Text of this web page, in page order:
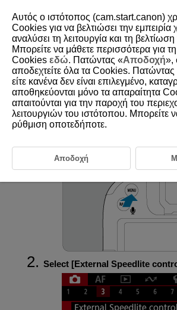
D151-020
Clearing Transmitter Settings
You can restore default settings for wireless
Select [External Speedlite
Αυτός ο ιστότοπος (cam.start.canon)
Cookies για να βελτιώσει την εμπειρία
αναλύσει τη λειτουργία και τη
Μπορείτε να μάθετε περισσότερα για
Cookies εδώ. Πατώντας «Αποδοχή»,
αποδεχτείτε όλα τα Cookies. Πατώντας
είτε κανένα δεν είναι επιλεγμένο,
αποθηκεύονται μόνο τα απαραίτητα
απαιτούνται για την παροχή του
λειτουργιών του ιστότοπου. Μπορείτε
ρύθμιση οποτεδήποτε.
Αποδοχή